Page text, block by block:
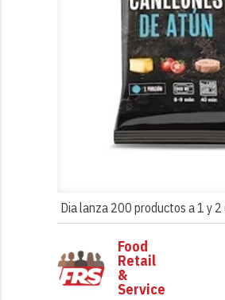
Dia lanza 200 productos a 1 y
Food
Retail
&
Service